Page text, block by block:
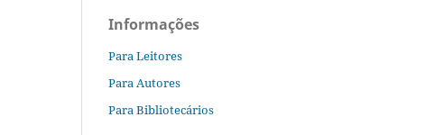
Informações
Para Leitores
Para Autores
Para Bibliotecários